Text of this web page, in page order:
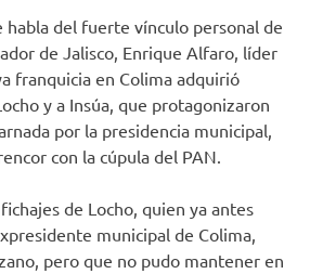
habla del fuerte vínculo personal de
de Jalisco, Enrique Alfaro, líder
franquicia en Colima adquirió
y a Insúa, que protagonizaron
por la presidencia municipal,
con la cúpula del PAN.
de Locho, quien ya antes
municipal de Colima,
pero que no pudo mantener en